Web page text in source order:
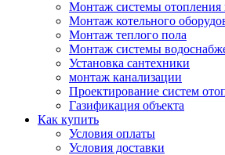
Монтаж системы отопления
Монтаж котельного
Монтаж теплого пола
Монтаж системы
Установка сантехники
монтаж канализации
Проектирование систем
Газификация объекта
Как купить
Условия оплаты
Условия доставки